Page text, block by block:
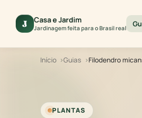
J Casa e Jardim
Jardinagem feita para o Brasil real
Início Guias Filodendro
PLANTAS